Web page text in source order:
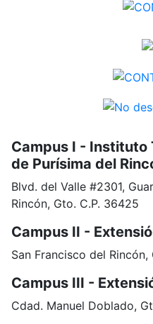
Campus I - Instituto
de Purísima del
Blvd. del Valle #2301,
Rincón, Gto. C.P. 36425
Campus II -
San Francisco del
Campus III -
Cdad. Manuel Doblado,